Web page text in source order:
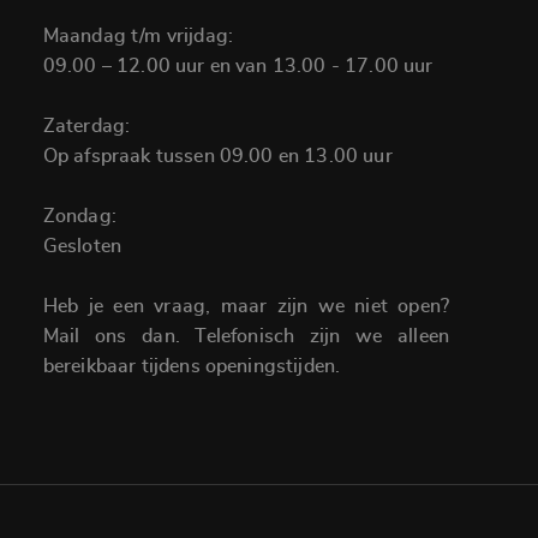
Maandag t/m vrijdag:
09.00 – 12.00 uur en van 13.00 - 17.00 uur
Zaterdag:
Op afspraak tussen 09.00 en 13.00 uur
Zondag:
Gesloten
Heb je een vraag, maar zijn we niet open?
Mail ons dan. Telefonisch zijn we alleen
bereikbaar tijdens openingstijden.